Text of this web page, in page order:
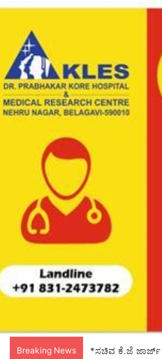
Breaking News *ಸಚಿವ ಕೆ.ಜೆ ಜಾರ್ಜ್